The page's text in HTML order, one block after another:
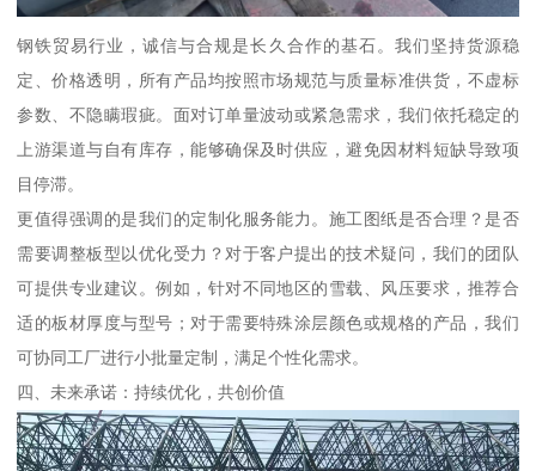
钢铁贸易行业，诚信与合规是长久合作的基石。我们坚持货源稳
定、价格透明，所有产品均按照市场规范与质量标准供货，不虚标
参数、不隐瞒瑕疵。面对订单量波动或紧急需求，我们依托稳定的
上游渠道与自有库存，能够确保及时供应，避免因材料短缺导致项
目停滞。
更值得强调的是我们的定制化服务能力。施工图纸是否合理？是否
需要调整板型以优化受力？对于客户提出的技术疑问，我们的团队
可提供专业建议。例如，针对不同地区的雪载、风压要求，推荐合
适的板材厚度与型号；对于需要特殊涂层颜色或规格的产品，我们
可协同工厂进行小批量定制，满足个性化需求。
四、未来承诺：持续优化，共创价值